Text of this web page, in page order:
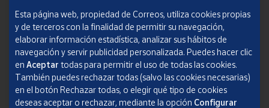
Política de cookies
Aviso legal
Condiciones del servicio
Política de Privacidad Web
Esta página web, propiedad de Correos, utiliza cookies propias
y de terceros con la finalidad de permitir su navegación,
elaborar información estadística, analizar sus hábitos de
navegación y servir publicidad personalizada. Puedes hacer clic
en Aceptar todas para permitir el uso de todas las cookies.
También puedes rechazar todas (salvo las cookies necesarias)
en el botón Rechazar todas, o elegir qué tipo de cookies
deseas aceptar o rechazar, mediante la opción Configurar